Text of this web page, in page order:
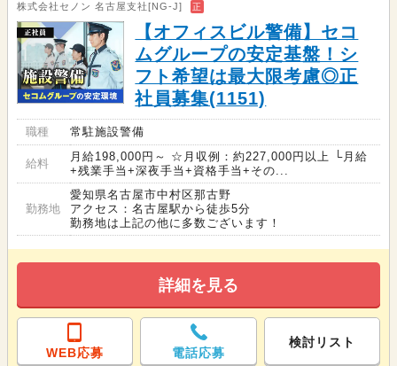
株式会社セノン 名古屋支社[NG-J] 正
【オフィスビル警備】セコ
ムグループの安定基盤！シ
フト希望は最大限考慮◎正
社員募集(1151)
職種 常駐施設警備
給料
月給198,000円～ ☆月収例：約227,000円以上 └月給
+残業手当+深夜手当+資格手当+その...
勤務地
愛知県名古屋市中村区那古野
アクセス：名古屋駅から徒歩5分
勤務地は上記の他に多数ございます！
詳細を見る
WEB応募 電話応募
検討リスト